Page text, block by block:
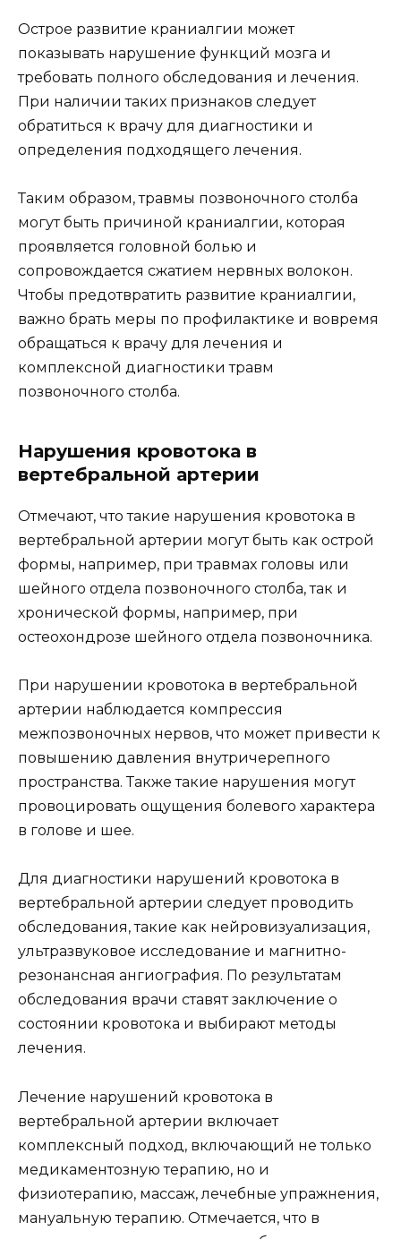
Острое развитие краниалгии может
показывать нарушение функций мозга и
требовать полного обследования и лечения.
При наличии таких признаков следует
обратиться к врачу для диагностики и
определения подходящего лечения.
Таким образом, травмы позвоночного столба
могут быть причиной краниалгии, которая
проявляется головной болью и
сопровождается сжатием нервных волокон.
Чтобы предотвратить развитие краниалгии,
важно брать меры по профилактике и вовремя
обращаться к врачу для лечения и
комплексной диагностики травм
позвоночного столба.
Нарушения кровотока в
вертебральной артерии
Отмечают, что такие нарушения кровотока в
вертебральной артерии могут быть как острой
формы, например, при травмах головы или
шейного отдела позвоночного столба, так и
хронической формы, например, при
остеохондрозе шейного отдела позвоночника.
При нарушении кровотока в вертебральной
артерии наблюдается компрессия
межпозвоночных нервов, что может привести к
повышению давления внутричерепного
пространства. Также такие нарушения могут
провоцировать ощущения болевого характера
в голове и шее.
Для диагностики нарушений кровотока в
вертебральной артерии следует проводить
обследования, такие как нейровизуализация,
ультразвуковое исследование и магнитно-
резонансная ангиография. По результатам
обследования врачи ставят заключение о
состоянии кровотока и выбирают методы
лечения.
Лечение нарушений кровотока в
вертебральной артерии включает
комплексный подход, включающий не только
медикаментозную терапию, но и
физиотерапию, массаж, лечебные упражнения,
мануальную терапию. Отмечается, что в